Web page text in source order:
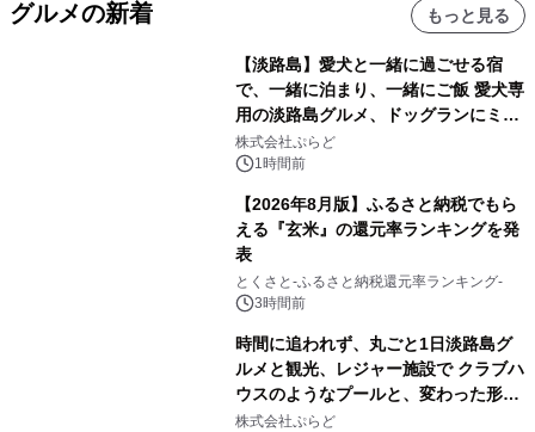
グルメの新着 もっと見る
【淡路島】愛犬と一緒に過ごせる宿
で、一緒に泊まり、一緒にご飯 愛犬専
用の淡路島グルメ、ドッグランにミニ
プール グランピングとトレーラーハウ
スの2施設で
株式会社ぷらど
1時間前
【2026年8月版】ふるさと納税でもら
える『玄米』の還元率ランキングを発
表
とくさと-ふるさと納税還元率ランキング-
3時間前
時間に追われず、丸ごと1日淡路島グ
ルメと観光、レジャー施設で クラブハ
ウスのようなプールと、変わった形の
サウナも 「THE BOXY AWAJI」のお
株式会社ぷらど